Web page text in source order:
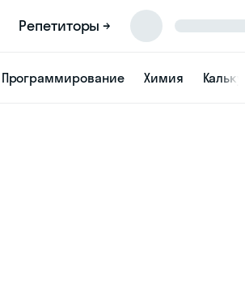
Репетиторы →
Программирование Химия